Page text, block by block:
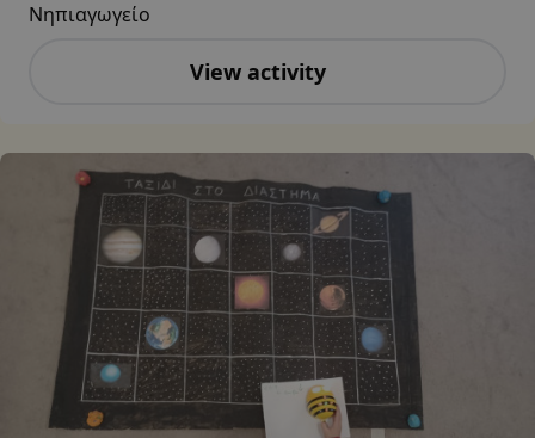
Νηπιαγωγείο
View activity